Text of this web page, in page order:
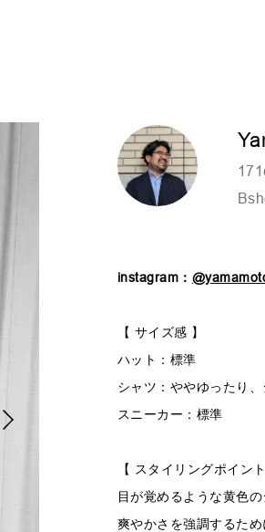
instagram：
【 サイズ感 】
ハット：標準
シャツ：ややゆったり、
スニーカー：標準
【 スタイリングポイント
目が覚めるような黄色
爽やかさを強調するた